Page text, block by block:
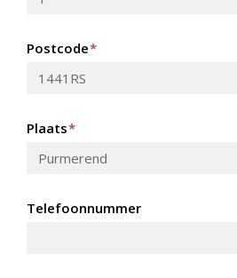
Postcode*
Plaats*
Telefoonnummer